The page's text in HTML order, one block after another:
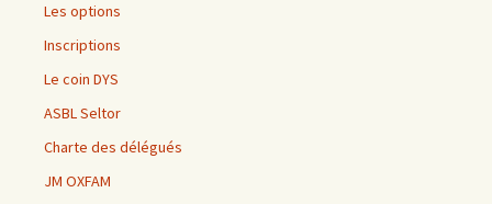
Les options
Inscriptions
Le coin DYS
ASBL Seltor
Charte des délégués
JM OXFAM